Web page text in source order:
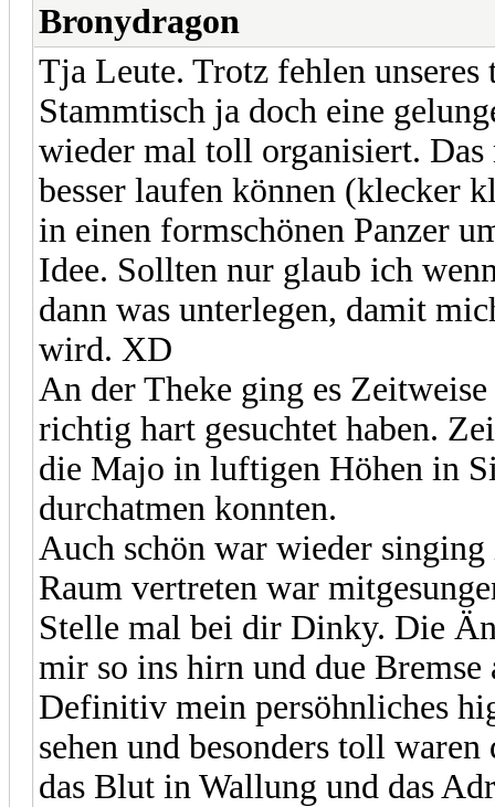
Bronydragon
Tja Leute. Trotz fehlen
Stammtisch ja doch eine
wieder mal toll organisiert. Das
besser laufen können (klecker
in einen formschönen Panzer
Idee. Sollten nur glaub ich
dann was unterlegen, damit
wird. XD
An der Theke ging es
richtig hart gesuchtet haben.
die Majo in luftigen Höhen in
durchatmen konnten.
Auch schön war wieder
Raum vertreten war
Stelle mal bei dir Dinky. Die
mir so ins hirn und due
Definitiv mein persöhnliches
sehen und besonders toll
das Blut in Wallung und das